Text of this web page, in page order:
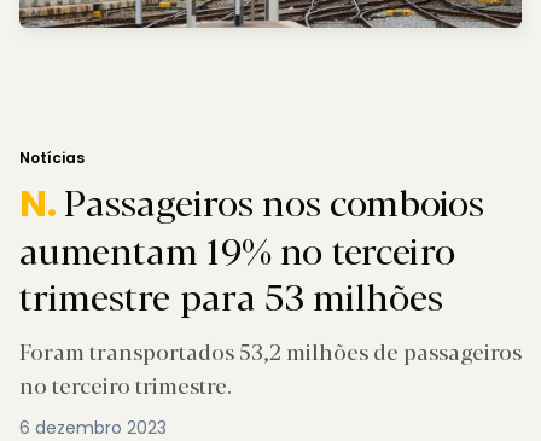
Notícias
N.Passageiros nos comboios
aumentam 19% no terceiro
trimestre para 53 milhões
Foram transportados 53,2 milhões de passageiros
no terceiro trimestre.
6 dezembro 2023